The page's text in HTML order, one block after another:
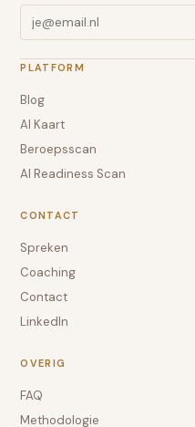
PLATFORM
Blog
AI Kaart
Beroepsscan
AI Readiness Scan
CONTACT
Spreken
Coaching
Contact
LinkedIn
OVERIG
FAQ
Methodologie